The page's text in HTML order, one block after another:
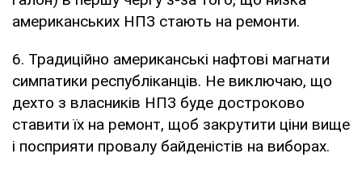
американських НПЗ стають на ремонти.
6. Традиційно американські нафтові магнати
симпатики республіканців. Не виключаю, що
дехто з власників НПЗ буде достроково
ставити їх на ремонт, щоб закрутити ціни вище
і посприяти провалу байденістів на виборах.